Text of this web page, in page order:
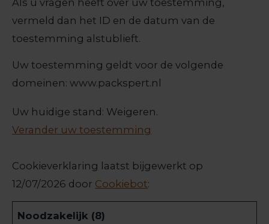
vermeld dan het ID en de datum van de
toestemming alstublieft.
Uw toestemming geldt voor de volgende
domeinen: www.packspert.nl
Uw huidige stand: Weigeren.
Verander uw toestemming
Cookieverklaring laatst bijgewerkt op
12/07/2026 door Cookiebot:
Noodzakelijk (8)